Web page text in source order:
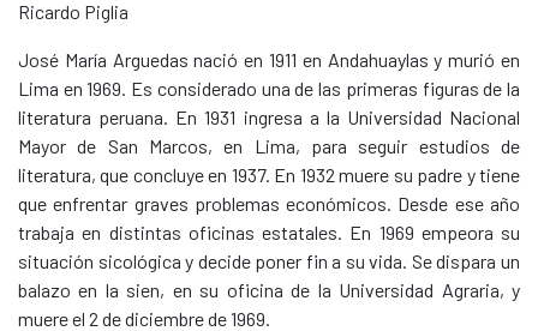
Ricardo Piglia
José María Arguedas nació en 1911 en Andahuaylas y murió en
Lima en 1969. Es considerado una de las primeras figuras de la
literatura peruana. En 1931 ingresa a la Universidad Nacional
Mayor de San Marcos, en Lima, para seguir estudios de
literatura, que concluye en 1937. En 1932 muere su padre y tiene
que enfrentar graves problemas económicos. Desde ese año
trabaja en distintas oficinas estatales. En 1969 empeora su
situación sicológica y decide poner fin a su vida. Se dispara un
balazo en la sien, en su oficina de la Universidad Agraria, y
muere el 2 de diciembre de 1969.